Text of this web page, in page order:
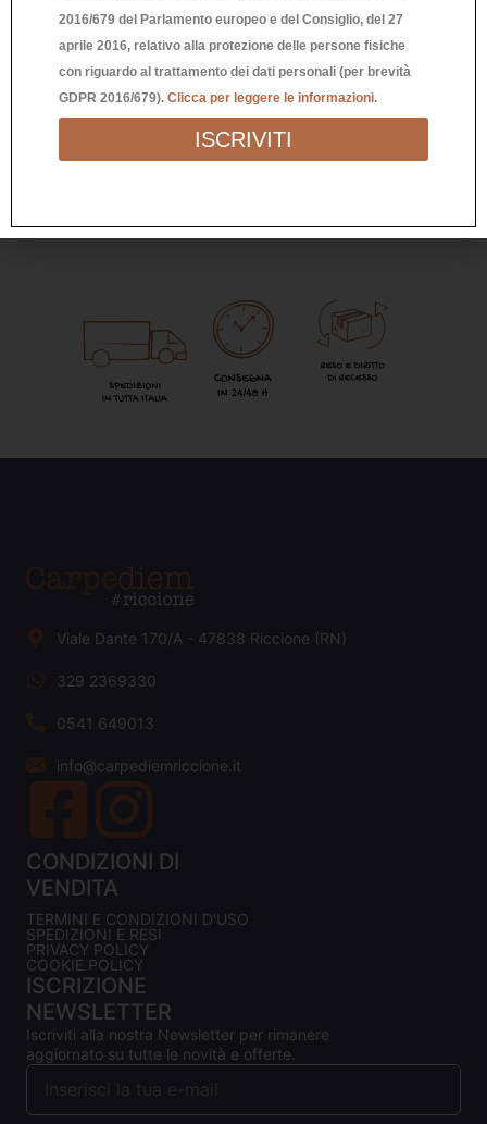
SCULTURA COPPIA CUORE ORO
45,00€
Viale Dante 170/A - 47838 Riccione (RN)
329 2369330
0541 649013
info@carpediemriccione.it
CONDIZIONI DI
VENDITA
TERMINI E CONDIZIONI D'USO
SPEDIZIONI E RESI
PRIVACY POLICY
COOKIE POLICY
ISCRIZIONE
NEWSLETTER
Iscriviti alla nostra Newsletter per rimanere
aggiornato su tutte le novità e offerte.
2016/679 del Parlamento europeo e del Consiglio, del 27
aprile 2016, relativo alla protezione delle persone fisiche
con riguardo al trattamento dei dati personali (per brevità
GDPR 2016/679). Clicca per leggere le informazioni.
ISCRIVITI